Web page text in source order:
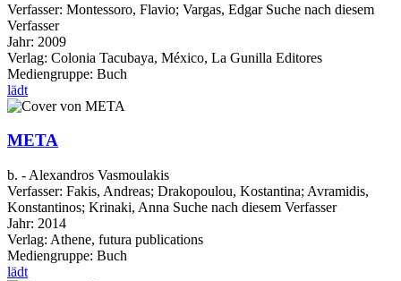
Verfasser: Montessoro, Flavio; Vargas, Edgar Suche nach diesem
Verfasser
Jahr: 2009
Verlag: Colonia Tacubaya, México, La Gunilla Editores
Mediengruppe: Buch
lädt
META
b. - Alexandros Vasmoulakis
Verfasser: Fakis, Andreas; Drakopoulou, Kostantina; Avramidis,
Konstantinos; Krinaki, Anna Suche nach diesem Verfasser
Jahr: 2014
Verlag: Athene, futura publications
Mediengruppe: Buch
lädt